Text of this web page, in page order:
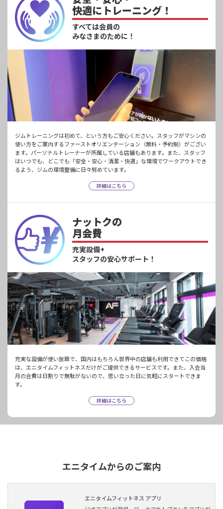
快適にトレーニング！
すべては会員の
みなさまのために！
ジムトレーニングは初めて、という方もご安心ください。スタッフがマシンの
使い方をご案内するファーストオリエンテーション（無料・予約制）がござい
ます。パーソナルトレーナーが所属している店舗もあります。また、スタッフ
はいつでも、どこでも「安全・安心・清潔・快適」な環境でワークアウトでき
るよう、ジムの環境整備に日々努めています。
詳細はこちら
ナットクの
月会費
充実設備+
スタッフの安心サポート！
充実な設備が使い放題で、国内はもちろん世界中の店舗も利用できてこの価格
は、エニタイムフィットネスだけがご提供できるサービスです。また、入会当
月の会費は日割りで無駄がないので、思い立った日に気軽にスタートできま
す。
詳細はこちら
エニタイムからのご案内
エニタイムフィットネス アプリ